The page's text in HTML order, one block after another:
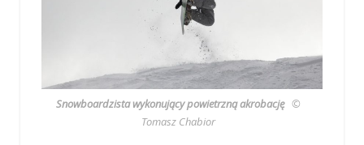
Snowboardzista wykonujący powietrzną akrobację©
Tomasz Chabior